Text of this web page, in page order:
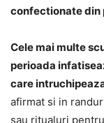
confectionate din
Cele mai multe
perioada
care
afirmat si in
sau ritualuri